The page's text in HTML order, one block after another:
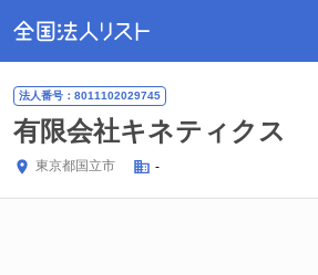
法人番号：8011102029745
有限会社キネティクス
東京都国立市 -